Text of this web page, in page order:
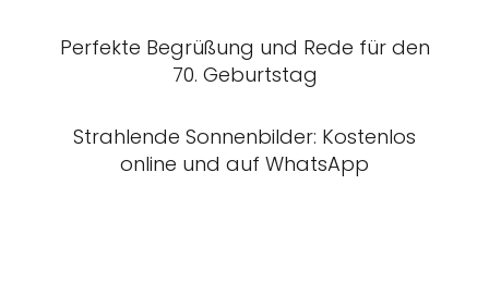
Perfekte Begrüßung und Rede für den
70. Geburtstag
Strahlende Sonnenbilder: Kostenlos
online und auf WhatsApp